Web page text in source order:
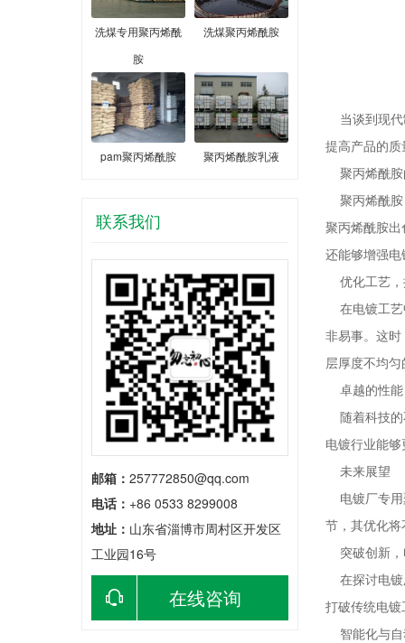
洗煤专用聚丙烯酰
胺
洗煤聚丙烯酰胺
pam聚丙烯酰胺 聚丙烯酰胺乳液
联系我们
邮箱： 257772850@qq.com
电话： +86 0533 8299008
地址： 山东省淄博市周村区开发区
工业园16号
在线咨询
当谈到现代
提高产品的
聚丙烯酰胺
聚丙烯酰胺
聚丙烯酰胺
还能够增强
优化工艺，
在电镀工艺
非易事。这
层厚度不均
卓越的性能
随着科技的
电镀行业能
未来展望
电镀厂专用
节，其优化
突破创新，
在探讨电镀
打破传统电
智能化与自